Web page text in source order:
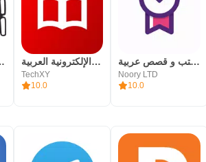
الطريق المكتبة الإلكترونية العربية
TechXY
10.0
مكتبة نوري - كتب و قصص عربية
Noory LTD
10.0